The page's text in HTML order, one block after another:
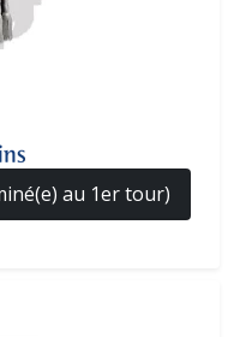
au 1er tour)